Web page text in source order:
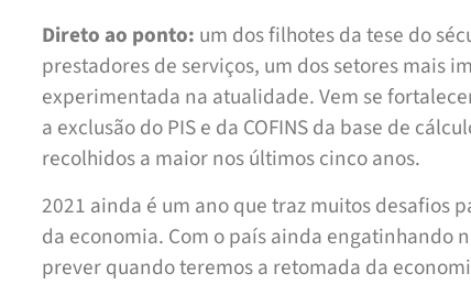
Direto ao ponto: um dos filhotes da tese do
prestadores de serviços, um dos setores mais
experimentada na atualidade. Vem se
a exclusão do PIS e da COFINS da base de
recolhidos a maior nos últimos cinco anos.
2021 ainda é um ano que traz muitos desafios
da economia. Com o país ainda engatinhando
prever quando teremos a retomada da